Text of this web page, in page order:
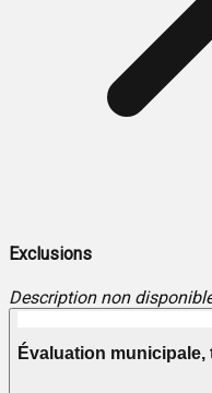
Exclusions
Description non
Évaluation